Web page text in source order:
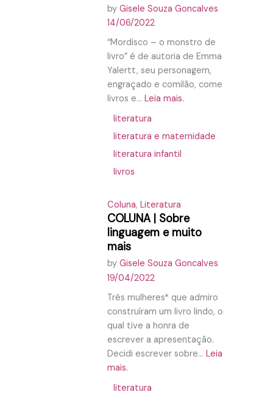
by Gisele Souza Goncalves
14/06/2022
“Mordisco – o monstro de
livro” é de autoria de Emma
Yalertt, seu personagem,
engraçado e comilão, come
livros e... Leia mais.
literatura
literatura e maternidade
literatura infantil
livros
Coluna, Literatura
COLUNA | Sobre
linguagem e muito
mais
by Gisele Souza Goncalves
19/04/2022
Três mulheres* que admiro
construíram um livro lindo, o
qual tive a honra de
escrever a apresentação.
Decidi escrever sobre... Leia
mais.
literatura